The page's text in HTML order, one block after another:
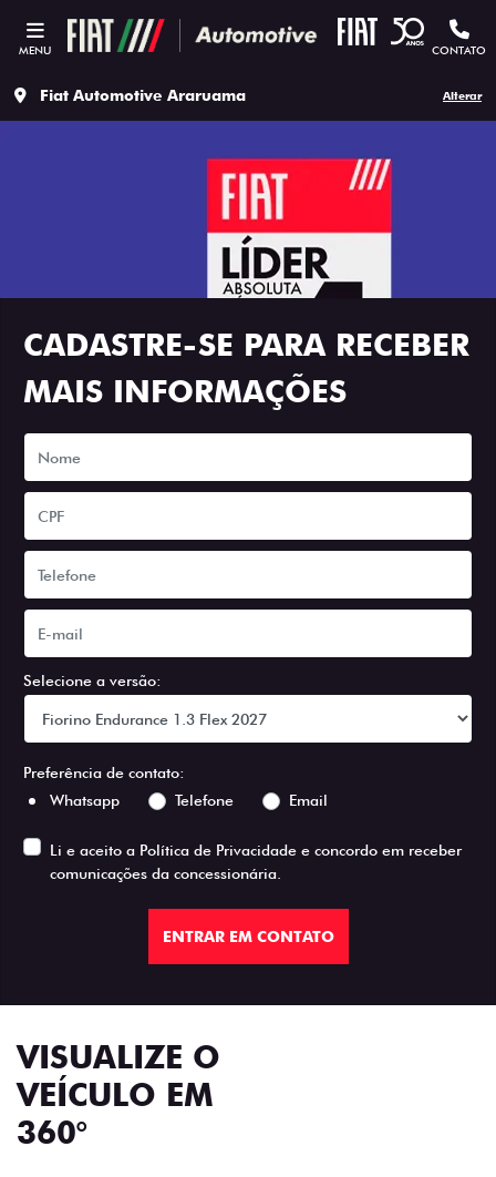
MENU CONTATO
Fiat Automotive Araruama Alterar
CADASTRE-SE PARA RECEBER
MAIS INFORMAÇÕES
Selecione a versão:
Preferência de contato:
Whatsapp
Telefone Email
Li e aceito a Política de Privacidade e concordo em receber
comunicações da concessionária.
ENTRAR EM CONTATO
VISUALIZE O
VEÍCULO EM
360°